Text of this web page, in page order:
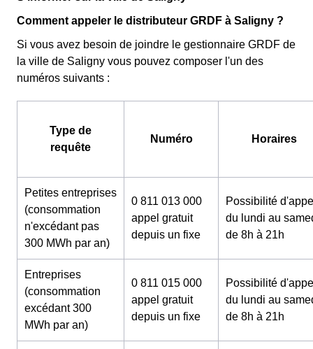
Comment appeler le distributeur GRDF à Saligny ?
Si vous avez besoin de joindre le gestionnaire GRDF de
la ville de Saligny vous pouvez composer l'un des
numéros suivants :
Type de
requête
Numéro Horaires
Petites entreprises
(consommation
n'excédant pas
300 MWh par an)
0 811 013 000
appel gratuit
depuis un fixe
Possibilité
du lundi au
de 8h à 21h
Entreprises
(consommation
excédant 300
MWh par an)
0 811 015 000
appel gratuit
depuis un fixe
Possibilité
du lundi au
de 8h à 21h